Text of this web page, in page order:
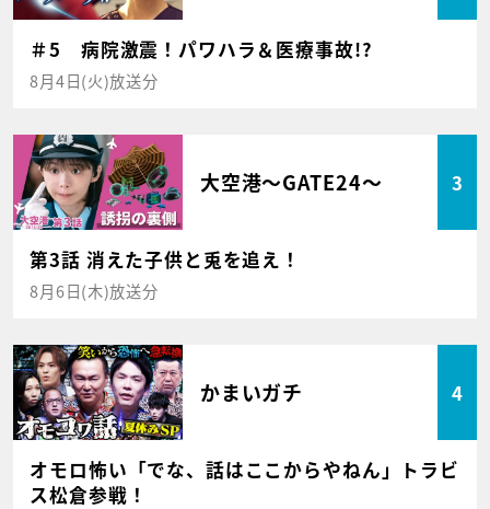
＃5 病院激震！パワハラ＆医療事故!?
8月4日(火)放送分
大空港～GATE24～ 3
第3話 消えた子供と兎を追え！
8月6日(木)放送分
かまいガチ 4
オモロ怖い「でな、話はここからやねん」トラビ
ス松倉参戦！